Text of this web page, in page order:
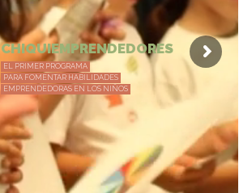
CHIQUIEMPRENDEDORES
EL PRIMER PROGRAMA
PARA FOMENTAR HABILIDADES
EMPRENDEDORAS EN LOS NIÑOS